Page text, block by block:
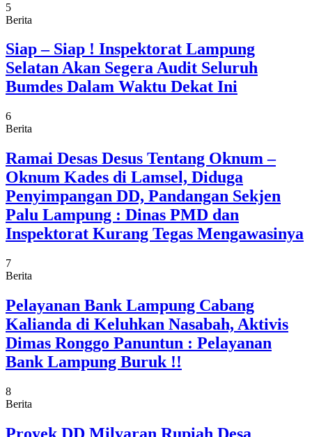
5
Berita
Siap – Siap ! Inspektorat Lampung
Selatan Akan Segera Audit Seluruh
Bumdes Dalam Waktu Dekat Ini
6
Berita
Ramai Desas Desus Tentang Oknum –
Oknum Kades di Lamsel, Diduga
Penyimpangan DD, Pandangan Sekjen
Palu Lampung : Dinas PMD dan
Inspektorat Kurang Tegas Mengawasinya
7
Berita
Pelayanan Bank Lampung Cabang
Kalianda di Keluhkan Nasabah, Aktivis
Dimas Ronggo Panuntun : Pelayanan
Bank Lampung Buruk !!
8
Berita